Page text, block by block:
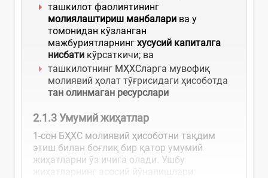
ташкилот фаолиятининг
молиялаштириш манбалари ва у
томонидан кўзланган
мажбуриятларнинг хусусий капиталга
нисбати кўрсаткичи; ва
ташкилотнинг МҲХСларга мувофиқ
молиявий ҳолат тўғрисидаги ҳисоботда
тан олинмаган ресурслари
2.1.3 Умумий жиҳатлар
1-сон БҲХС молиявий ҳисоботни тақдим
этиш билан боғлиқ бир қатор умумий
жиҳатларни ўз ичига олади. Ушбу
жиҳатларнинг асосий йўналишлари: